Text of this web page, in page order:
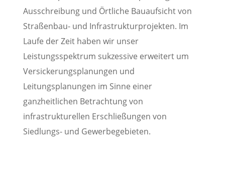
Ausschreibung und Örtliche Bauaufsicht von
Straßenbau- und Infrastrukturprojekten. Im
Laufe der Zeit haben wir unser
Leistungsspektrum sukzessive erweitert um
Versickerungsplanungen und
Leitungsplanungen im Sinne einer
ganzheitlichen Betrachtung von
infrastrukturellen Erschließungen von
Siedlungs- und Gewerbegebieten.